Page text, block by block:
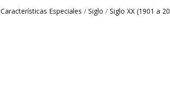
Características Especiales / Siglo / Siglo XX (1901 a